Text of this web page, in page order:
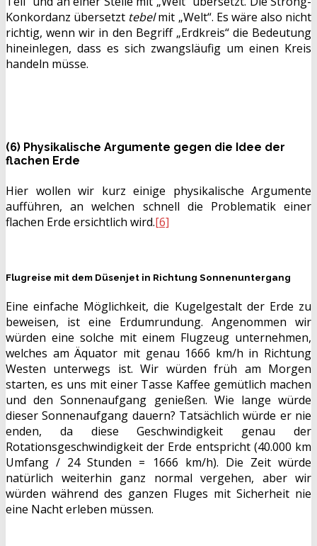
Konkordanz übersetzt tebelmit „Welt“. Es wäre also nicht
richtig, wenn wir in den Begriff „Erdkreis“ die Bedeutung
hineinlegen, dass es sich zwangsläufig um einen Kreis
handeln müsse.
(6) Physikalische Argumente gegen die Idee der
flachen Erde
Hier wollen wir kurz einige physikalische Argumente
aufführen, an welchen schnell die Problematik einer
flachen Erde ersichtlich wird.[6]
Flugreise mit dem Düsenjet in Richtung Sonnenuntergang
Eine einfache Möglichkeit, die Kugelgestalt der Erde zu
beweisen, ist eine Erdumrundung. Angenommen wir
würden eine solche mit einem Flugzeug unternehmen,
welches am Äquator mit genau 1666 km/h in Richtung
Westen unterwegs ist. Wir würden früh am Morgen
starten, es uns mit einer Tasse Kaffee gemütlich machen
und den Sonnenaufgang genießen. Wie lange würde
dieser Sonnenaufgang dauern? Tatsächlich würde er nie
enden, da diese Geschwindigkeit genau der
Rotationsgeschwindigkeit der Erde entspricht (40.000 km
Umfang / 24 Stunden = 1666 km/h). Die Zeit würde
natürlich weiterhin ganz normal vergehen, aber wir
würden während des ganzen Fluges mit Sicherheit nie
eine Nacht erleben müssen.